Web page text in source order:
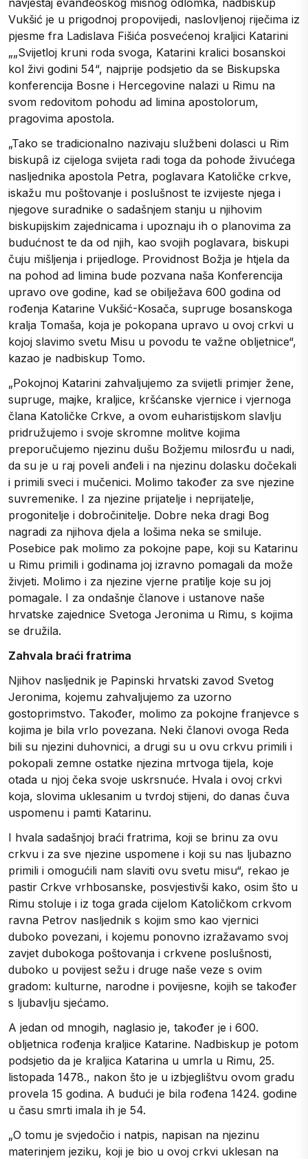
Vukšić je u prigodnoj propovijedi, naslovljenoj riječima iz
pjesme fra Ladislava Fišića posvećenoj kraljici Katarini
„„Svijetloj kruni roda svoga, Katarini kralici bosanskoi
kol živi godini 54“, najprije podsjetio da se Biskupska
konferencija Bosne i Hercegovine nalazi u Rimu na
svom redovitom pohodu ad limina apostolorum,
pragovima apostola.
„Tako se tradicionalno nazivaju službeni dolasci u Rim
biskupȃ iz cijeloga svijeta radi toga da pohode živućega
nasljednika apostola Petra, poglavara Katoličke crkve,
iskažu mu poštovanje i poslušnost te izvijeste njega i
njegove suradnike o sadašnjem stanju u njihovim
biskupijskim zajednicama i upoznaju ih o planovima za
budućnost te da od njih, kao svojih poglavara, biskupi
čuju mišljenja i prijedloge. Providnost Božja je htjela da
na pohod ad limina bude pozvana naša Konferencija
upravo ove godine, kad se obilježava 600 godina od
rođenja Katarine Vukšić-Kosača, supruge bosanskoga
kralja Tomaša, koja je pokopana upravo u ovoj crkvi u
kojoj slavimo svetu Misu u povodu te važne obljetnice“,
kazao je nadbiskup Tomo.
„Pokojnoj Katarini zahvaljujemo za svijetli primjer žene,
supruge, majke, kraljice, kršćanske vjernice i vjernoga
člana Katoličke Crkve, a ovom euharistijskom slavlju
pridružujemo i svoje skromne molitve kojima
preporučujemo njezinu dušu Božjemu milosrđu u nadi,
da su je u raj poveli anđeli i na njezinu dolasku dočekali
i primili sveci i mučenici. Molimo također za sve njezine
suvremenike. I za njezine prijatelje i neprijatelje,
progonitelje i dobročinitelje. Dobre neka dragi Bog
nagradi za njihova djela a lošima neka se smiluje.
Posebice pak molimo za pokojne pape, koji su Katarinu
u Rimu primili i godinama joj izravno pomagali da može
živjeti. Molimo i za njezine vjerne pratilje koje su joj
pomagale. I za ondašnje članove i ustanove naše
hrvatske zajednice Svetoga Jeronima u Rimu, s kojima
se družila.
Zahvala braći fratrima
Njihov nasljednik je Papinski hrvatski zavod Svetog
Jeronima, kojemu zahvaljujemo za uzorno
gostoprimstvo. Također, molimo za pokojne franjevce s
kojima je bila vrlo povezana. Neki članovi ovoga Reda
bili su njezini duhovnici, a drugi su u ovu crkvu primili i
pokopali zemne ostatke njezina mrtvoga tijela, koje
otada u njoj čeka svoje uskrsnuće. Hvala i ovoj crkvi
koja, slovima uklesanim u tvrdoj stijeni, do danas čuva
uspomenu i pamti Katarinu.
I hvala sadašnjoj braći fratrima, koji se brinu za ovu
crkvu i za sve njezine uspomene i koji su nas ljubazno
primili i omogućili nam slaviti ovu svetu misu“, rekao je
pastir Crkve vrhbosanske, posvjestivši kako, osim što u
Rimu stoluje i iz toga grada cijelom Katoličkom crkvom
ravna Petrov nasljednik s kojim smo kao vjernici
duboko povezani, i kojemu ponovno izražavamo svoj
zavjet dubokoga poštovanja i crkvene poslušnosti,
duboko u povijest sežu i druge naše veze s ovim
gradom: kulturne, narodne i povijesne, kojih se također
s ljubavlju sjećamo.
A jedan od mnogih, naglasio je, također je i 600.
obljetnica rođenja kraljice Katarine. Nadbiskup je potom
podsjetio da je kraljica Katarina u umrla u Rimu, 25.
listopada 1478., nakon što je u izbjeglištvu ovom gradu
provela 15 godina. A budući je bila rođena 1424. godine
u času smrti imala ih je 54.
„O tomu je svjedočio i natpis, napisan na njezinu
materinjem jeziku, koji je bio u ovoj crkvi uklesan na